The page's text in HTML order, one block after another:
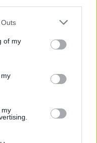
one or more Google
You may click to
its third-party tags to
in below Google
of my
my